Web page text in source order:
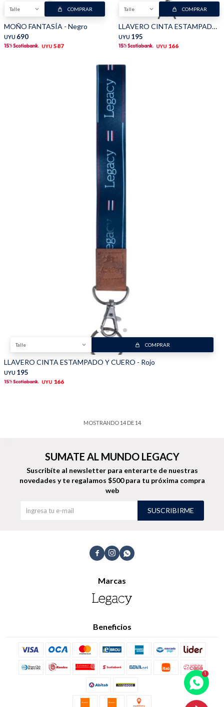
Talle COMPRAR
MOÑO FANTASÍA - Negro
UYU 690
UYU 587
Talle COMPRAR
LLAVERO CINTA ESTAMPADO Y CUERO - Azul
UYU 195
UYU 166
Talle COMPRAR
LLAVERO CINTA ESTAMPADO Y CUERO - Rojo
UYU 195
UYU 166
MOSTRANDO 14DE 14
  
Marcas
Beneficios
SUMATE AL MUNDO LEGACY
Suscribíte al newsletter para enterarte de nuestras
novedades y te regalamos $500 para tu próxima compra
web
SUSCRIBIRME